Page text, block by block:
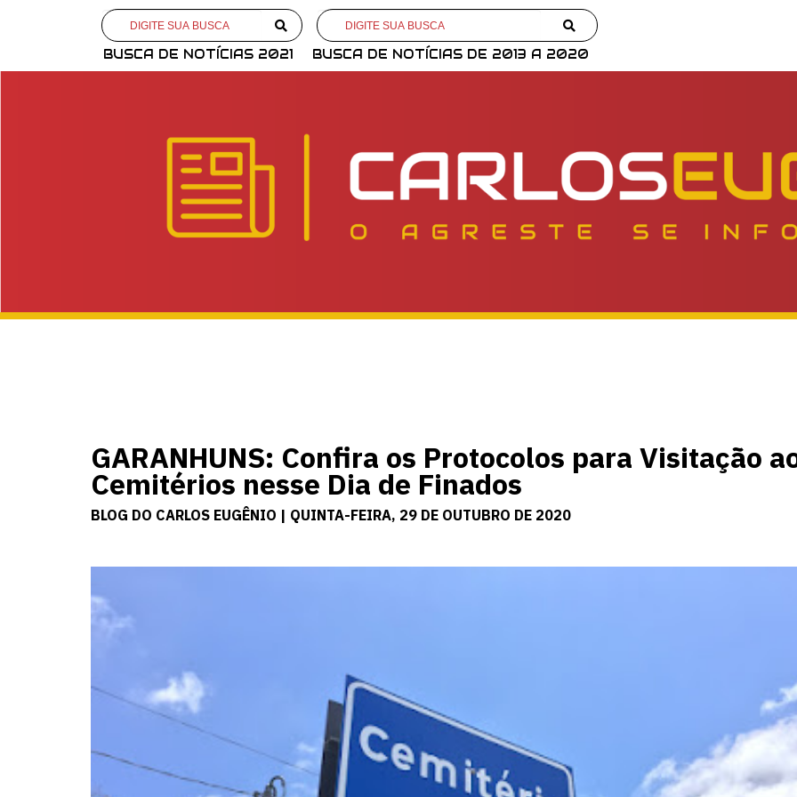
BUSCA DE NOTÍCIAS 2021 BUSCA DE NOTÍCIAS DE 2013 A 2020
GARANHUNS: Confira os Protocolos para Visitação
Cemitérios nesse Dia de Finados
BLOG DO CARLOS EUGÊNIO | QUINTA-FEIRA, 29 DE OUTUBRO DE 2020